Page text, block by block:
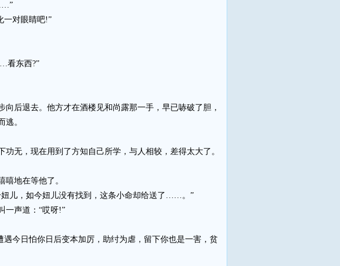
对眼睛吧!”
东西?”
后退去。他方才在酒楼见和尚露那一手，早已哧破了胆，
逃。
无，现在用到了方知自己所学，与人相较，差得太大了。
地在等他了。
儿，如今妞儿没有找到，这条小命却给送了……。”
一声道：“哎呀!”
今日怕你日后变本加厉，助纣为虐，留下你也是一害，贫